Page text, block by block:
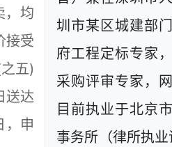
，均
接受
五)
送达
，申
圳市某区城建部
府工程定标专家
采购评审专家，
目前执业于北京
事务所（律所执